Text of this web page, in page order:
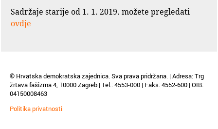
Sadržaje starije od 1. 1. 2019. možete pregledati
ovdje
© Hrvatska demokratska zajednica. Sva prava pridržana. | Adresa: Trg
žrtava fašizma 4, 10000 Zagreb | Tel.: 4553-000 | Faks: 4552-600 | OIB:
04150008463
Politika privatnosti